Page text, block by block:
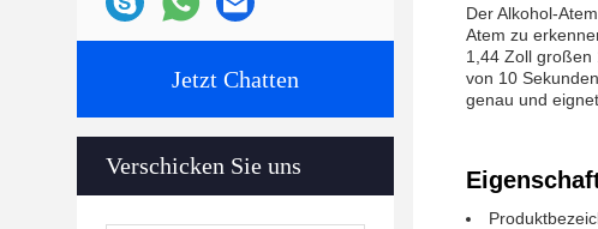
Jetzt Chatten
Verschicken Sie uns
Der Alkohol-
Atem zu
1,44 Zoll großen
von 10
genau und